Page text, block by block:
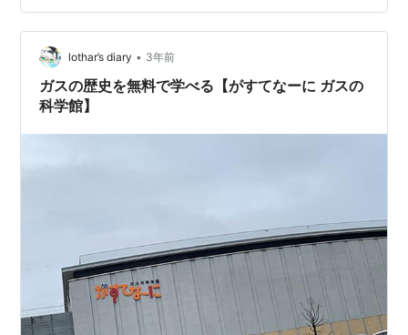
な場所です！ 天気が良くて最高だ！ そして、里山塾講師
の阿部さんも来てくれました！ 黄色い白衣というのでし
ょうか。 着ていただき、みんなで写真撮りました！ みな
さま、今後もこの３人を…
lothar’s diary • 3年前
ガスの歴史を無料で学べる【がすてなーに ガスの
科学館】